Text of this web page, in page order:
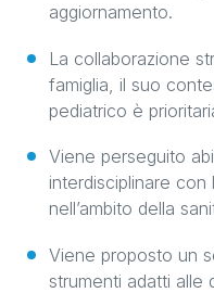
aggiornamento.
La collaborazione
famiglia, il suo
pediatrico è
Viene perseguito
interdisciplinare
nell’ambito della
Viene proposto un
strumenti adatti alle